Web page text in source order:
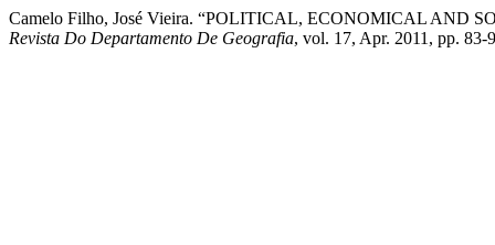
Camelo Filho, José Vieira. “POLITICAL, ECONOMICAL AND
Revista Do Departamento De Geografia, vol. 17, Apr. 2011, pp. 83-